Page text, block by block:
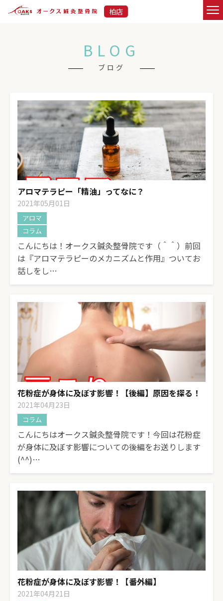
柏店
BLOG
ブログ
アロマテラピー「精油」ってなに？
2021年05月01日
アロマ
コラム
こんにちは！オークス鍼灸整骨院です（＾＾）前回
は『アロマテラピーのメカニズムと作用』ついてお
話しをし…
花粉症が身体に及ぼす影響！【後編】原因を探る！
2021年04月23日
コラム
こんにちはオークス鍼灸整骨院です！今回は花粉症
が身体に及ぼす影響についての後編をお送りします
(^^)…
花粉症が身体に及ぼす影響！【番外編】
2021年04月21日